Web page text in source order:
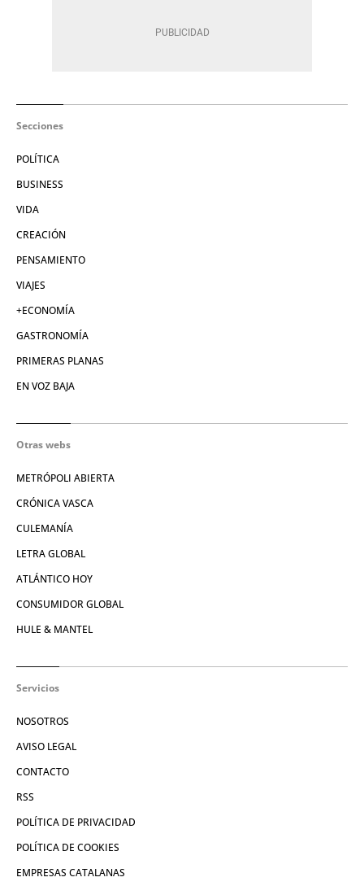
Secciones
POLÍTICA
BUSINESS
VIDA
CREACIÓN
PENSAMIENTO
VIAJES
+ECONOMÍA
GASTRONOMÍA
PRIMERAS PLANAS
EN VOZ BAJA
Otras webs
METRÓPOLI ABIERTA
CRÓNICA VASCA
CULEMANÍA
LETRA GLOBAL
ATLÁNTICO HOY
CONSUMIDOR GLOBAL
HULE & MANTEL
Servicios
NOSOTROS
AVISO LEGAL
CONTACTO
RSS
POLÍTICA DE PRIVACIDAD
POLÍTICA DE COOKIES
EMPRESAS CATALANAS